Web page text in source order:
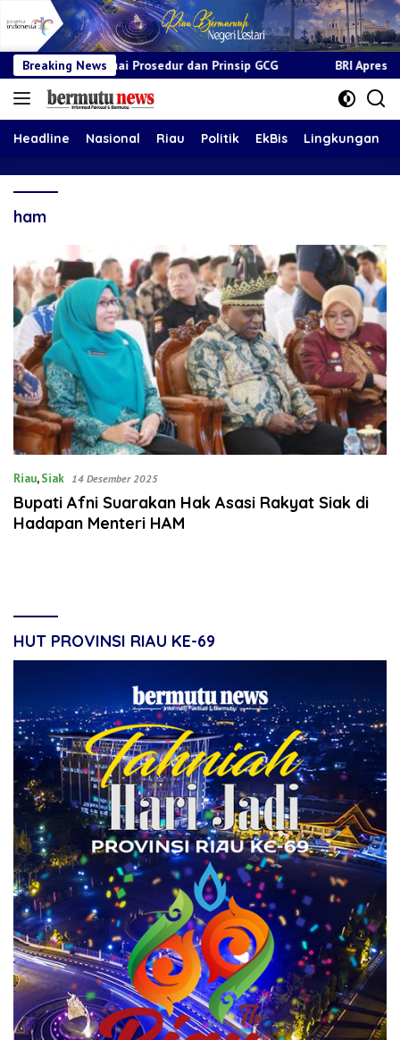
Breaking News
Sesuai Prosedur dan Prinsip GCG BRI Apresiasi Layanan
Headline Nasional Riau Politik EkBis Lingkungan
ham
Riau,Siak 14 Desember 2025
Bupati Afni Suarakan Hak Asasi Rakyat Siak di
Hadapan Menteri HAM
HUT PROVINSI RIAU KE-69